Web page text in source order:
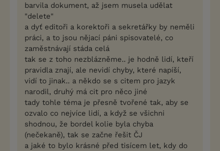
barvila dokument, až jsem musela udělat
"delete"
a dyť editoři a korektoři a sekretářky by neměli
práci, a to jsou nějací páni spisovatelé, co
zaměstnávají stáda celá
tak se z toho nezblázněme.. je hodně lidí, kteří
pravidla znají, ale nevidí chyby, které napíší,
vidí to jinak.. a někdo se s citem pro jazyk
narodil, druhý má cit pro něco jiné
tady tohle téma je přesně tvořené tak, aby se
ozvalo co nejvíce lidí, a když se všichni
shodnou, že bordel kolie byla chyba
(nečekaně), tak se začne řešit ČJ
a jaké to bylo krásné před tisícem let, kdy do